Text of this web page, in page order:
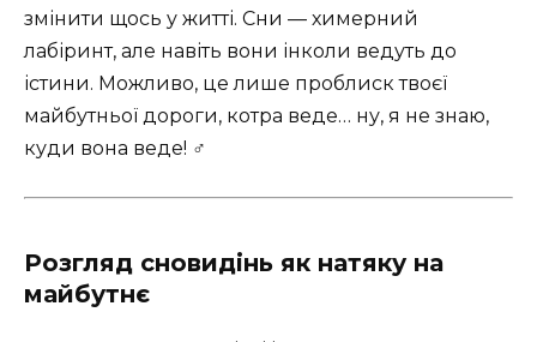
змінити щось у житті. Сни — химерний
лабіринт, але навіть вони інколи ведуть до
істини. Можливо, це лише проблиск твоєї
майбутньої дороги, котра веде… ну, я не знаю,
куди вона веде! ‍♂️
Розгляд сновидінь як натяку на
майбутнє